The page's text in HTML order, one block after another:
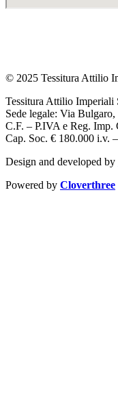
© 2025 Tessitura Attilio
Tessitura Attilio Imperiali
Sede legale: Via
C.F. – P.IVA e Reg.
Cap. Soc. € 180.000
Design and developed by
Powered by Cloverthree